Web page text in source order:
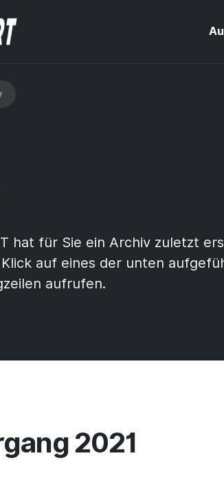
hat für Sie ein Archiv zuletzt
auf eines der unten
aufrufen.
2021